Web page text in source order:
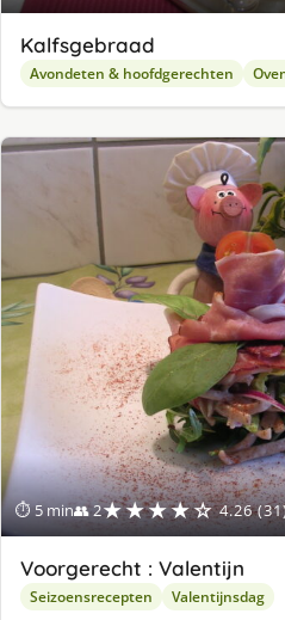
Kalfsgebraad
Avondeten & hoofdgerechten
⏱ 5 min👥 2★★★★☆ 4.26
Voorgerecht : Valentijn
Seizoensrecepten Valentijnsdag